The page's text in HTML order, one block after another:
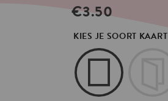
€3.50
KIES JE SOORT KAART